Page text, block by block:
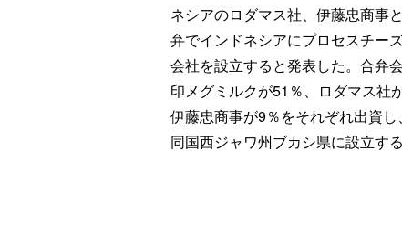
ネシアのロダマス社、伊藤忠商事
弁でインドネシアにプロセスチー
会社を設立すると発表した。合弁
印メグミルクが51％、ロダマス社が
伊藤忠商事が9％をそれぞれ出資し
同国西ジャワ州ブカシ県に設立する